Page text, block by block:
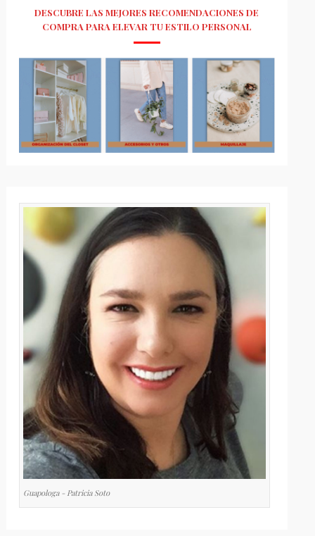
DESCUBRE LAS MEJORES RECOMENDACIONES DE
COMPRA PARA ELEVAR TU ESTILO PERSONAL
Guapologa - Patricia Soto